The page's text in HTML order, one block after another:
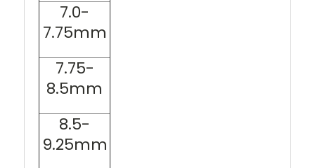
7.0-
7.75mm
7.75-
8.5mm
8.5-
9.25mm